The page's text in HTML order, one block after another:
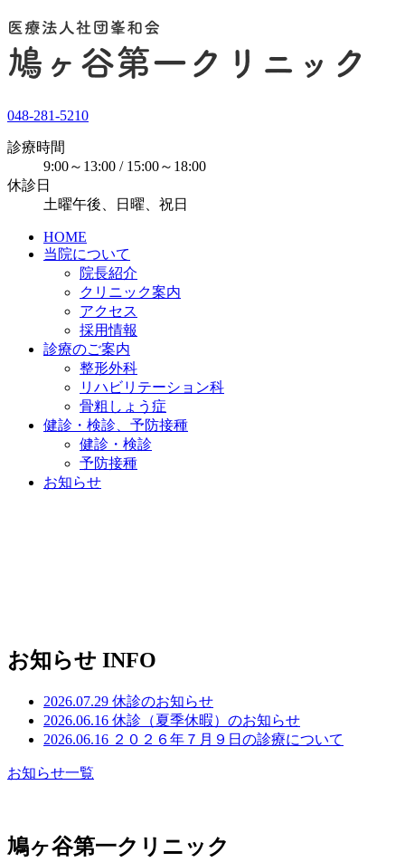
048-281-5210
診療時間
9:00～13:00 / 15:00～18:00
休診日
土曜午後、日曜、祝日
HOME
当院について
院長紹介
クリニック案内
アクセス
採用情報
診療のご案内
整形外科
リハビリテーション科
骨粗しょう症
健診・検診、予防接種
健診・検診
予防接種
お知らせ
お知らせ INFO
2026.07.29 休診のお知らせ
2026.06.16 休診（夏季休暇）のお知らせ
2026.06.16 ２０２６年７月９日の診療について
お知らせ一覧
鳩ヶ谷第一クリニック